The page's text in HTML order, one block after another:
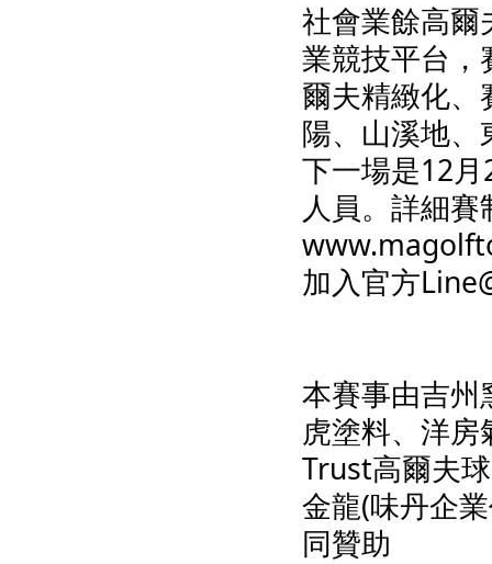
社會業餘高爾
業競技平台，
爾夫精緻化
陽、山溪地
下一場是12
加入官方
本賽事由吉州
虎塗料、洋房
Trust高爾夫
金龍(味丹企
同贊助